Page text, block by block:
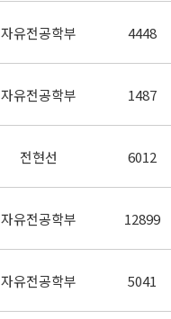
자유전공학부 4448
자유전공학부 1487
전현선 6012
자유전공학부 12899
자유전공학부 5041